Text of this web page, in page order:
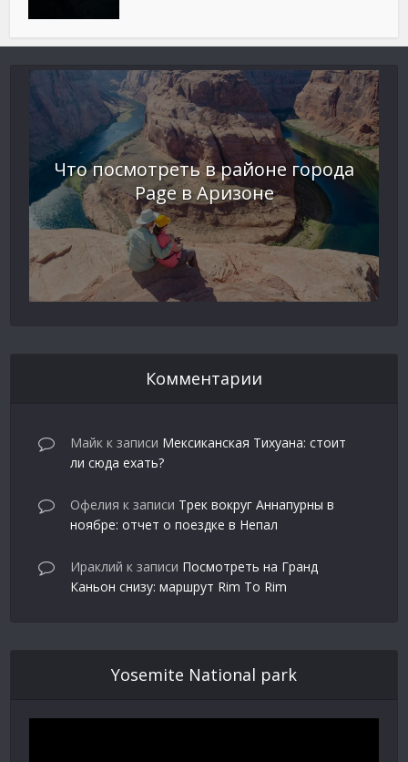
Что посмотреть в районе города
Page в Аризоне
Комментарии
Майк к записи Мексиканская Тихуана: стоит
ли сюда ехать?
Офелия к записи Трек вокруг Аннапурны в
ноябре: отчет о поездке в Непал
Ираклий к записи Посмотреть на Гранд
Каньон снизу: маршрут Rim To Rim
Yosemite National park